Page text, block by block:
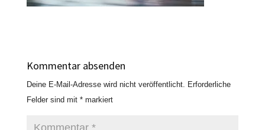
Kommentar absenden
Deine E-Mail-Adresse wird nicht veröffentlicht.
Erforderliche
Felder sind mit *markiert